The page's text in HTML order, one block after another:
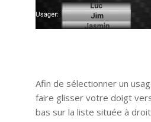
Afin de sélectionner un
faire glisser votre doigt
bas sur la liste située à droit